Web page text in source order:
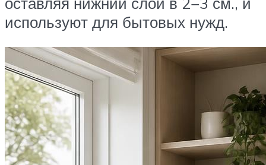
используют для бытовых нужд.